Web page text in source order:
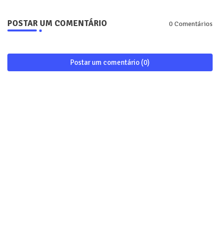
POSTAR UM COMENTÁRIO 0 Comentários
Postar um comentário (0)